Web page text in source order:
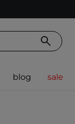
blog sale